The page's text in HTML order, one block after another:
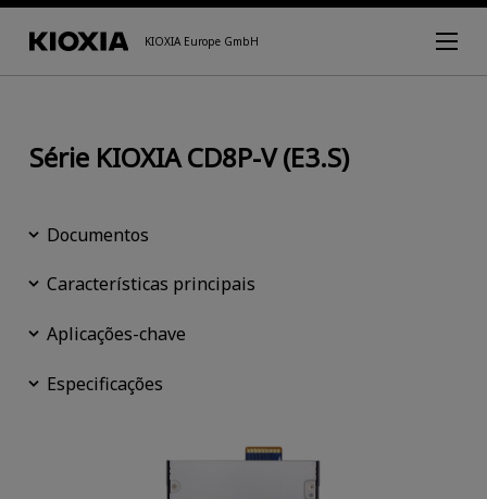
KIOXIA Europe GmbH
Série KIOXIA CD8P-V (E3.S)
Documentos
Características principais
Aplicações-chave
Especificações